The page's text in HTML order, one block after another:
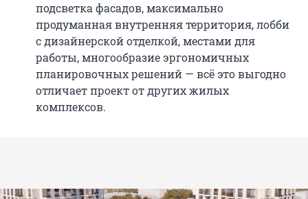
подсветка фасадов, максимально
продуманная внутренняя территория, лобби
с дизайнерской отделкой, местами для
работы, многообразие эргономичных
планировочных решений — всё это выгодно
отличает проект от других жилых
комплексов.